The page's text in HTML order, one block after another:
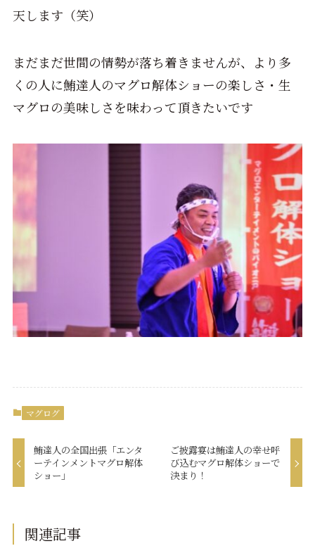
天します（笑）
まだまだ世間の情勢が落ち着きませんが、より多
くの人に鮪達人のマグロ解体ショーの楽しさ・生
マグロの美味しさを味わって頂きたいです
マグログ
鮪達人の全国出張「エンタ
ーテインメントマグロ解体
ショー」
ご披露宴は鮪達人の幸せ呼
び込むマグロ解体ショーで
決まり！
関連記事